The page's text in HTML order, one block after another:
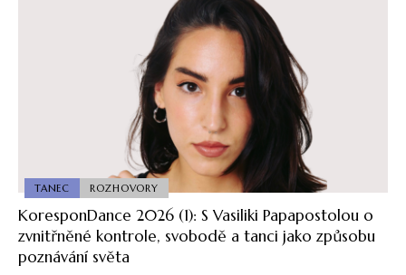
TANEC ROZHOVORY
KoresponDance 2026 (1): S Vasiliki Papapostolou o
zvnitřněné kontrole, svobodě a tanci jako způsobu
poznávání světa